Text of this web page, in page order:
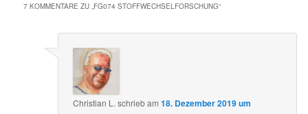
7 KOMMENTARE ZU „FG074 STOFFWECHSELFORSCHUNG“
Christian L.schriebam18. Dezember 2019 um